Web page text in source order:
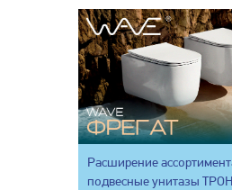
Расширение
подвесные унитазы